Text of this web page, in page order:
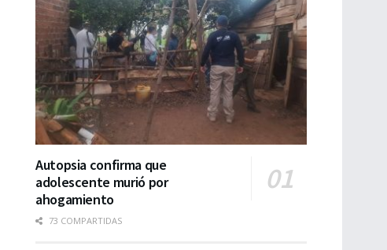
Autopsia confirma que
adolescente murió por
ahogamiento
73 COMPARTIDAS